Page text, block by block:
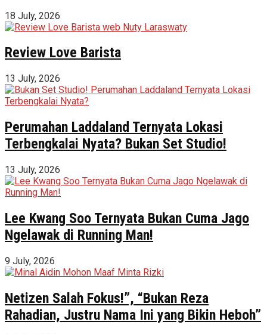
18 July, 2026
Review Love Barista
13 July, 2026
Perumahan Laddaland Ternyata Lokasi
Terbengkalai Nyata? Bukan Set Studio!
13 July, 2026
Lee Kwang Soo Ternyata Bukan Cuma Jago
Ngelawak di Running Man!
9 July, 2026
Netizen Salah Fokus!”, “Bukan Reza
Rahadian, Justru Nama Ini yang Bikin Heboh”